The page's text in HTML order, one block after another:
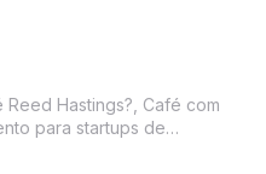
Reed Hastings?, Café com
para startups de